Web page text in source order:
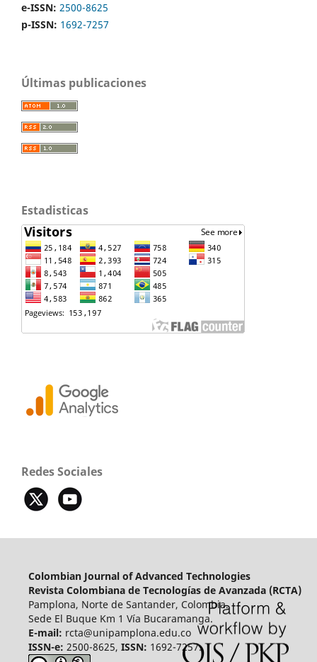
e-ISSN: 2500-8625
p-ISSN: 1692-7257
Últimas publicaciones
Estadisticas
Redes Sociales
Colombian Journal of Advanced Technologies
Revista Colombiana de Tecnologías de Avanzada (RCTA)
Pamplona, Norte de Santander, Colombia.
Sede El Buque Km 1 Vía Bucaramanga.
E-mail: rcta@unipamplona.edu.co
ISSN-e: 2500-8625, ISSN: 1692-7257.